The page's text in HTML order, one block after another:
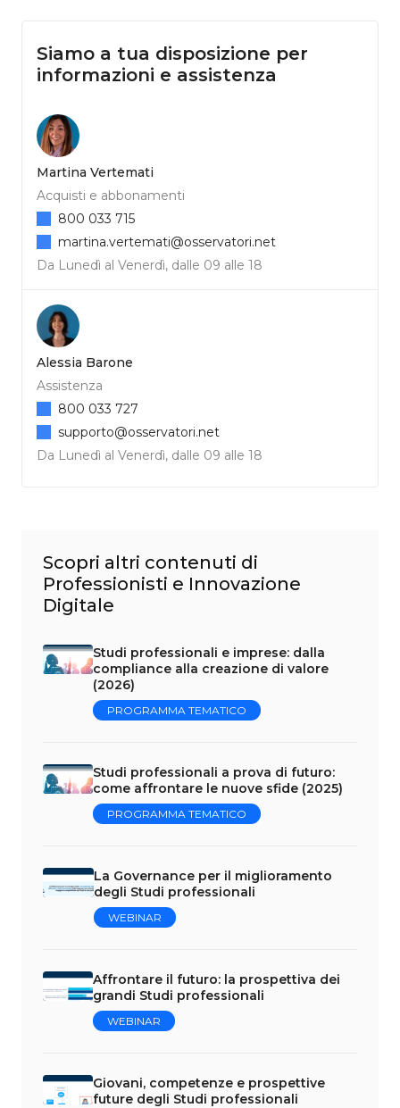
Siamo a tua disposizione per
informazioni e assistenza
Martina Vertemati
Acquisti e abbonamenti
Da Lunedì al Venerdì, dalle 09 alle 18
800 033 715
martina.vertemati@osservatori.net
Alessia Barone
Assistenza
Da Lunedì al Venerdì, dalle 09 alle 18
800 033 727
supporto@osservatori.net
Scopri altri contenuti di
Professionisti e Innovazione
Digitale
Studi professionali e imprese: dalla
compliance alla creazione di valore
(2026)
PROGRAMMA TEMATICO
Studi professionali a prova di futuro:
come affrontare le nuove sfide (2025)
PROGRAMMA TEMATICO
La Governance per il miglioramento
degli Studi professionali
WEBINAR
Affrontare il futuro: la prospettiva dei
grandi Studi professionali
WEBINAR
Giovani, competenze e prospettive
future degli Studi professionali